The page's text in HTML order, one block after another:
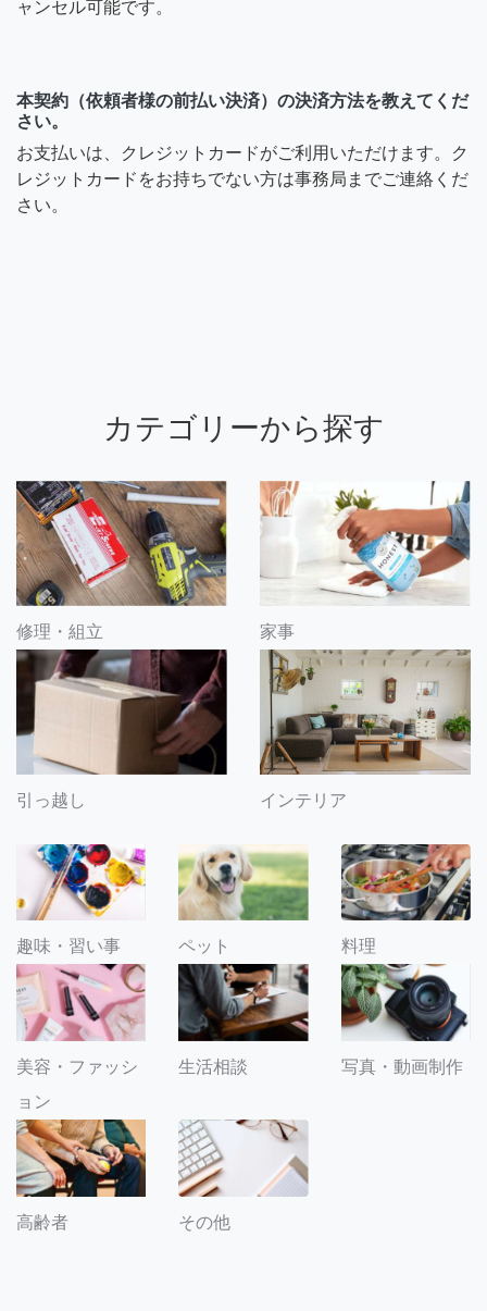
ャンセル可能です。
本契約（依頼者様の前払い決済）の決済方法を教えてくだ
さい。
お支払いは、クレジットカードがご利用いただけます。ク
レジットカードをお持ちでない方は事務局までご連絡くだ
さい。
カテゴリーから探す
修理・組立 家事
引っ越し インテリア
趣味・習い事 ペット 料理
美容・ファッシ
ョン
生活相談 写真・動画制作
高齢者 その他